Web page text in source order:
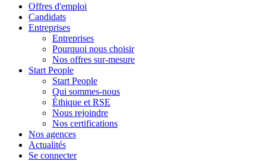
Offres d'emploi
Candidats
Entreprises
Entreprises
Pourquoi nous choisir
Nos offres sur-mesure
Start People
Start People
Qui sommes-nous
Éthique et RSE
Nous rejoindre
Nos certifications
Nos agences
Actualités
Se connecter